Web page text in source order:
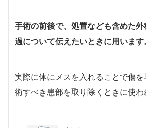
手術の前後で、処置なども含めた
過について伝えたいときに用います
実際に体にメスを入れることで傷
術すべき患部を取り除くときに使わ